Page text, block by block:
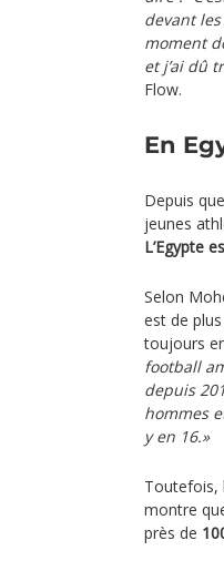
devant
moment
et j’ai dû
Flow.
En
Depuis
jeunes
L’Egypte
Selon
est de
toujours
football
depuis
hommes
y en 16.»
Toutefois,
montre
près de